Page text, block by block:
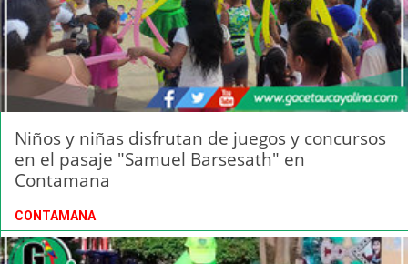
Niños y niñas disfrutan de juegos y concursos
en el pasaje "Samuel Barsesath" en
Contamana
CONTAMANA